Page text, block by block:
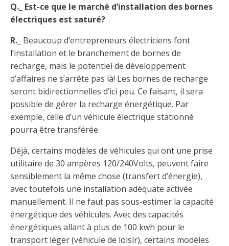
Q._ Est-ce que le marché d’installation des bornes
électriques est saturé?
R._ Beaucoup d’entrepreneurs électriciens font
l’installation et le branchement de bornes de
recharge, mais le potentiel de développement
d’affaires ne s’arrête pas là! Les bornes de recharge
seront bidirectionnelles d’ici peu. Ce faisant, il sera
possible de gérer la recharge énergétique. Par
exemple, celle d’un véhicule électrique stationné
pourra être transférée.
Déjà, certains modèles de véhicules qui ont une prise
utilitaire de 30 ampères 120/240Volts, peuvent faire
sensiblement la même chose (transfert d’énergie),
avec toutefois une installation adéquate activée
manuellement. Il ne faut pas sous-estimer la capacité
énergétique des véhicules. Avec des capacités
énergétiques allant à plus de 100 kwh pour le
transport léger (véhicule de loisir), certains modèles